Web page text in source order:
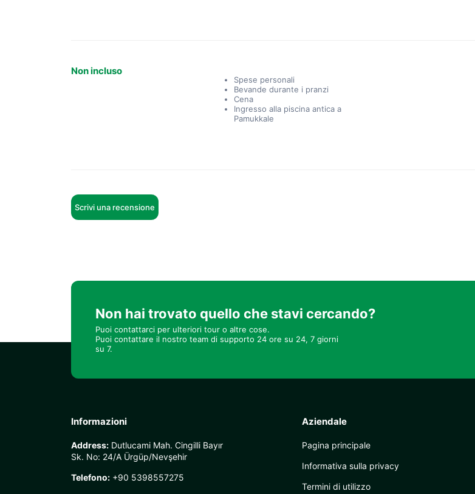
Non incluso
Spese personali
Bevande durante i pranzi
Cena
Ingresso alla piscina antica a
Pamukkale
Scrivi una recensione
Non hai trovato quello che stavi cercando?
Puoi contattarci per ulteriori tour o altre cose.
Puoi contattare il nostro team di supporto 24 ore su 24, 7 giorni
su 7.
Informazioni
Address: Dutlucami Mah. Cingilli Bayır
Sk. No: 24/A Ürgüp/Nevşehir
Telefono: +90 5398557275
Aziendale
Pagina principale
Informativa sulla privacy
Termini di utilizzo